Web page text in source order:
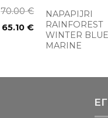
70.00€
65.10€
NAPAPIJRI
RAINFOREST
WINTER BLUE
MARINE